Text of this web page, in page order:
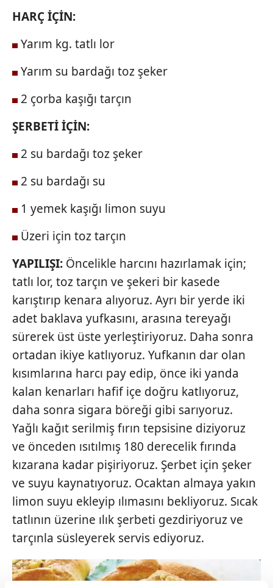
HARÇ İÇİN:
Yarım kg. tatlı lor
Yarım su bardağı toz şeker
2 çorba kaşığı tarçın
ŞERBETİ İÇİN:
2 su bardağı toz şeker
2 su bardağı su
1 yemek kaşığı limon suyu
Üzeri için toz tarçın
YAPILIŞI: Öncelikle harcını hazırlamak için;
tatlı lor, toz tarçın ve şekeri bir kasede
karıştırıp kenara alıyoruz. Ayrı bir yerde iki
adet baklava yufkasını, arasına tereyağı
sürerek üst üste yerleştiriyoruz. Daha sonra
ortadan ikiye katlıyoruz. Yufkanın dar olan
kısımlarına harcı pay edip, önce iki yanda
kalan kenarları hafif içe doğru katlıyoruz,
daha sonra sigara böreği gibi sarıyoruz.
Yağlı kağıt serilmiş fırın tepsisine diziyoruz
ve önceden ısıtılmış 180 derecelik fırında
kızarana kadar pişiriyoruz. Şerbet için şeker
ve suyu kaynatıyoruz. Ocaktan almaya yakın
limon suyu ekleyip ılımasını bekliyoruz. Sıcak
tatlının üzerine ılık şerbeti gezdiriyoruz ve
tarçınla süsleyerek servis ediyoruz.